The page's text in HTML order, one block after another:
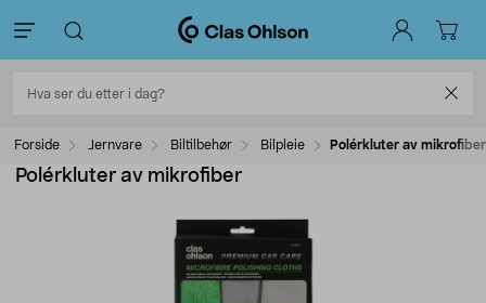
Forside Jernvare Biltilbehør Bilpleie Polérkluter av mikrofiber
Polérkluter av mikrofiber